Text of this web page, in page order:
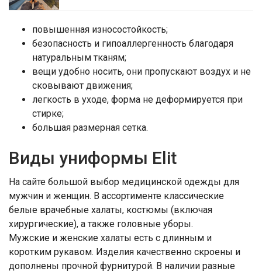
повышенная износостойкость;
безопасность и гипоаллергенность благодаря
натуральным тканям;
вещи удобно носить, они пропускают воздух и не
сковывают движения;
легкость в уходе, форма не деформируется при
стирке;
большая размерная сетка.
Виды униформы Elit
На сайте большой выбор медицинской одежды для
мужчин и женщин. В ассортименте классические
белые врачебные халаты, костюмы (включая
хирургические), а также головные уборы.
Мужские и женские халаты есть с длинным и
коротким рукавом. Изделия качественно скроены и
дополнены прочной фурнитурой. В наличии разные